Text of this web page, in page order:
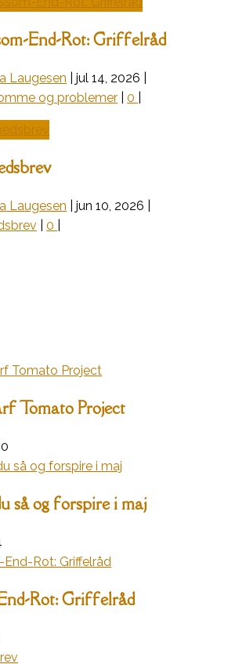
End-Rot: Griffelråd
Laugesen |jul 14, 2026
og problemer |0
Laugesen |jun 10, 2026
|0
Tomato Project
så og forspire i maj
Rot: Griffelråd